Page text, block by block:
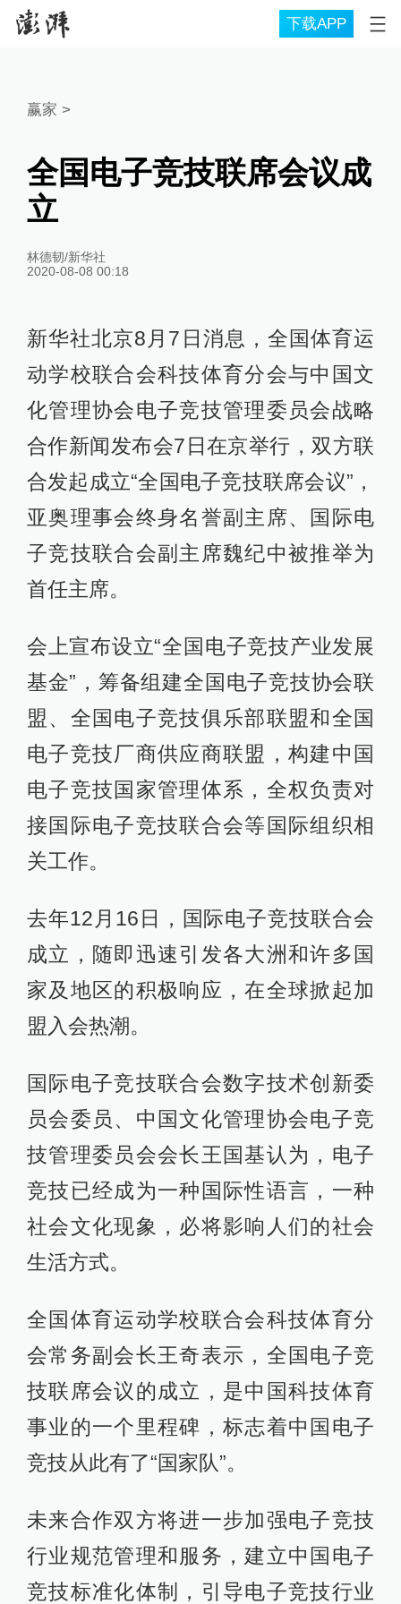
下载APP
赢家 >
全国电子竞技联席会议成
立
林德韧/新华社
2020-08-08 00:18
新华社北京8月7日消息，全国体育运
动学校联合会科技体育分会与中国文
化管理协会电子竞技管理委员会战略
合作新闻发布会7日在京举行，双方联
合发起成立“全国电子竞技联席会议”，
亚奥理事会终身名誉副主席、国际电
子竞技联合会副主席魏纪中被推举为
首任主席。
会上宣布设立“全国电子竞技产业发展
基金”，筹备组建全国电子竞技协会联
盟、全国电子竞技俱乐部联盟和全国
电子竞技厂商供应商联盟，构建中国
电子竞技国家管理体系，全权负责对
接国际电子竞技联合会等国际组织相
关工作。
去年12月16日，国际电子竞技联合会
成立，随即迅速引发各大洲和许多国
家及地区的积极响应，在全球掀起加
盟入会热潮。
国际电子竞技联合会数字技术创新委
员会委员、中国文化管理协会电子竞
技管理委员会会长王国基认为，电子
竞技已经成为一种国际性语言，一种
社会文化现象，必将影响人们的社会
生活方式。
全国体育运动学校联合会科技体育分
会常务副会长王奇表示，全国电子竞
技联席会议的成立，是中国科技体育
事业的一个里程碑，标志着中国电子
竞技从此有了“国家队”。
未来合作双方将进一步加强电子竞技
行业规范管理和服务，建立中国电子
竞技标准化体制，引导电子竞技行业